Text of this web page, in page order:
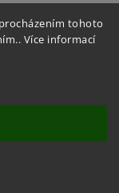
tohoto
Více informací